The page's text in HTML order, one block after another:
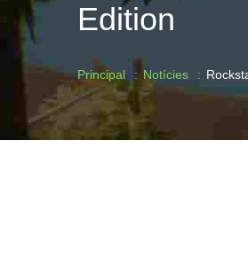
Edition
Principal Notícies